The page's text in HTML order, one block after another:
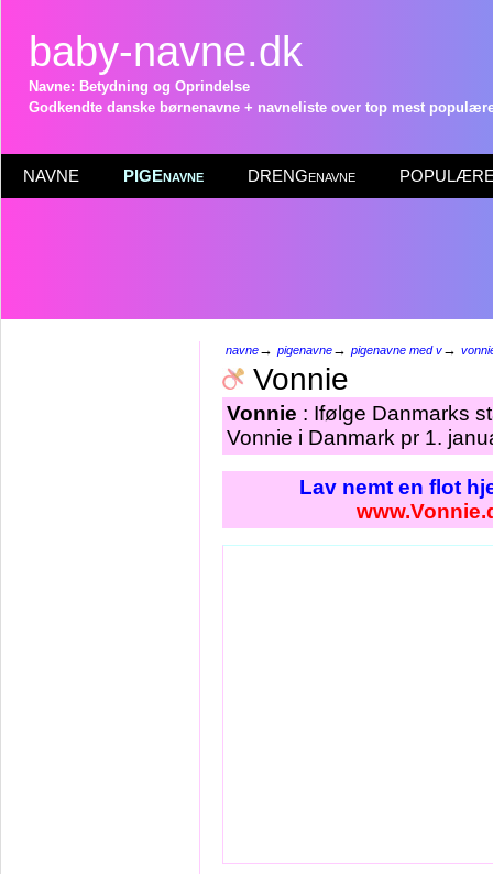
baby-navne.dk
Navne: Betydning og Oprindelse
Godkendte danske børnenavne + navneliste over top mest
NAVNE PIGEnavne DRENGenavne POPULÆRE
navne→ pigenavne→ pigenavne med v→
Vonnie
Vonnie : Ifølge Danmarks
Vonnie i Danmark pr 1.
Lav nemt en flot